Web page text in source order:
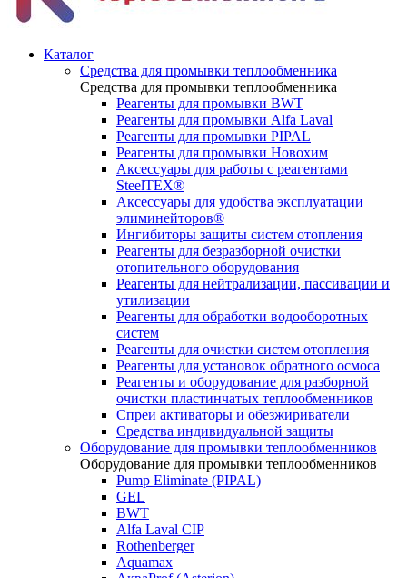
Каталог
Средства для промывки теплообменника
Средства для промывки теплообменника
Реагенты для промывки BWT
Реагенты для промывки Alfa Laval
Реагенты для промывки PIPAL
Реагенты для промывки Новохим
Аксессуары для работы с реагентами
SteelTEX®
Аксессуары для удобства эксплуатации
элиминейторов®
Ингибиторы защиты систем отопления
Реагенты для безразборной очистки
отопительного оборудования
Реагенты для нейтрализации, пассивации и
утилизации
Реагенты для обработки водооборотных
систем
Реагенты для очистки систем отопления
Реагенты для установок обратного осмоса
Реагенты и оборудование для разборной
очистки пластинчатых теплообменников
Спреи активаторы и обезжириватели
Средства индивидуальной защиты
Оборудование для промывки теплообменников
Оборудование для промывки теплообменников
Pump Eliminate (PIPAL)
GEL
BWT
Alfa Laval CIP
Rothenberger
Aquamax